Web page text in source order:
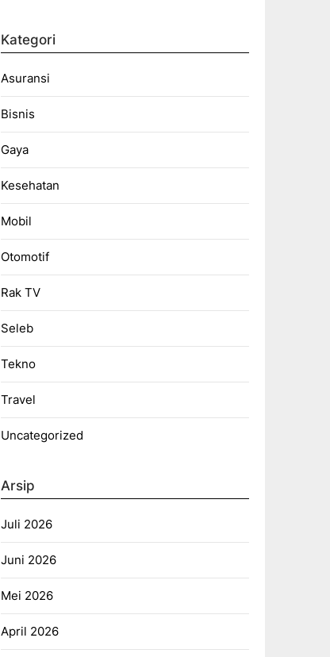
Kategori
Asuransi
Bisnis
Gaya
Kesehatan
Mobil
Otomotif
Rak TV
Seleb
Tekno
Travel
Uncategorized
Arsip
Juli 2026
Juni 2026
Mei 2026
April 2026